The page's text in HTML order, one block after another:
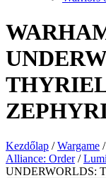
Kezdőlap / Wargame /
Alliance: Order /
UNDERWORLDS: